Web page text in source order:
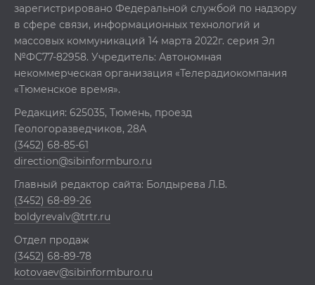
зарегистрировано Федеральной службой по надзору
в сфере связи, информационных технологий и
массовых коммуникаций 14 марта 2022г. серия Эл
№ФС77-82958. Учредитель: Автономная
некоммерческая организация «Телерадиокомпания
«Тюменское время».
Редакция: 625035, Тюмень, проезд
Геологоразведчиков, 28А
(3452) 68-85-61
direction@sibinformburo.ru
Главный редактор сайта: Болдырева Л.В.
(3452) 68-89-26
boldyrevalv@trtr.ru
Отдел продаж
(3452) 68-89-78
kotovaev@sibinformburo.ru